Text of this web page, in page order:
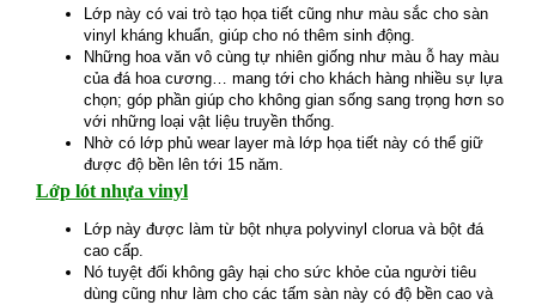
Lớp này có vai trò tạo họa tiết cũng như màu sắc cho sàn
vinyl kháng khuẩn, giúp cho nó thêm sinh động.
Những hoa văn vô cùng tự nhiên giống như màu ỗ hay màu
của đá hoa cương… mang tới cho khách hàng nhiều sự lựa
chọn; góp phần giúp cho không gian sống sang trọng hơn so
với những loại vật liệu truyền thống.
Nhờ có lớp phủ wear layer mà lớp họa tiết này có thể giữ
được độ bền lên tới 15 năm.
Lớp lót nhựa vinyl
Lớp này được làm từ bột nhựa polyvinyl clorua và bột đá
cao cấp.
Nó tuyệt đối không gây hại cho sức khỏe của người tiêu
dùng cũng như làm cho các tấm sàn này có độ bền cao và